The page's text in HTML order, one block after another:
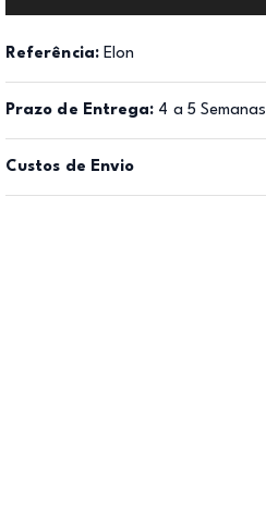
Referência: Elon
Prazo de Entrega: 4 a 5 Semanas
Custos de Envio